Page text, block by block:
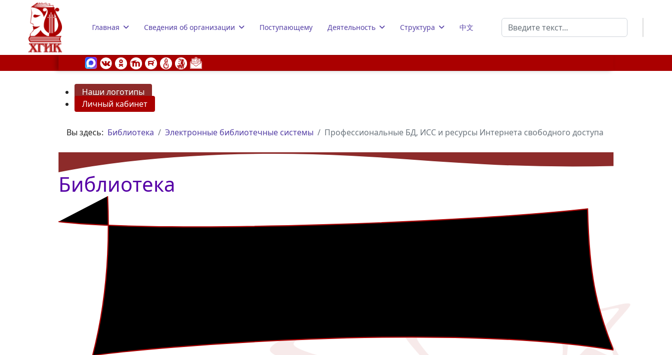
Главная Сведения об организации Поступающему Деятельность Структура 中文
Поиск
Наши логотипы
Личный кабинет
Вы здесь: Библиотека Электронные библиотечные системы Профессиональные БД, ИСС и ресурсы Интернета свободного доступа
Библиотека